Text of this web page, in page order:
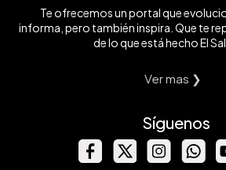
Te ofrecemos un portal que
informa, pero también inspira. Que te
de lo que está hecho El
Ver mas ❯
Síguenos